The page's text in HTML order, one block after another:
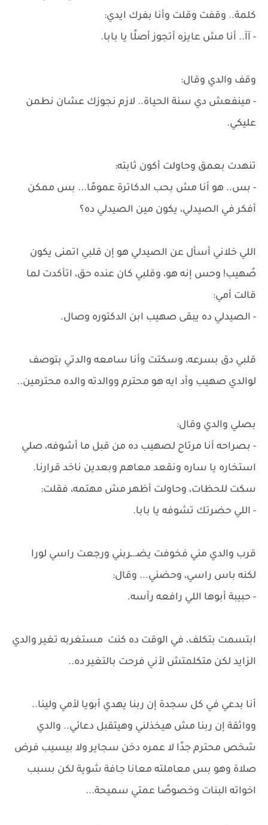
كلمة.. وقفت وقلت وأنا بفرك ايدي:
- آآ.. أنا مش عايزه أتجوز أصلًا يا بابا.
وقف والدي وقال:
- مينفعش دي سنة الحياة.. لازم نجوزك عشان نطمن
عليكي.
تنهدت بعمق وحاولت أكون ثابته:
- بس.. هو أنا مش بحب الدكاترة عمومًا... بس ممكن
أفكر في الصيدلي، يكون مين الصيدلي ده؟
اللي خلاني أسأل عن الصيدلي هو إن قلبي اتمنى يكون
صُهيب! وحس إنه هو، وقلبي كان عنده حق، اتأكدت لما
قالت أمي:
- الصيدلي ده يبقى صهيب ابن الدكتوره وصال.
قلبي دق بسرعه، وسكتت وأنا سامعه والدتي بتوصف
لوالدي صهيب وأد ايه هو محترم ووالدته والده محترمين..
بصلي والدي وقال:
- بصراحه أنا مرتاح لصهيب ده من قبل ما أشوفه، صلي
استخاره يا ساره ونقعد معاهم وبعدين ناخد قرارنا.
سكت للحظات، وحاولت أظهر مش مهتمه، فقلت:
- اللي حضرتك تشوفه يا بابا.
قرب والدي مني فخوفت يضـ.ـربني ورجعت راسي لورا
لكنه باس راسي، وحضني... وقال:
- حبيبة أبوها اللي رافعه رأسه.
ابتسمت بتكلف، في الوقت ده كنت مستغربه تغير والدي
الزايد لكن متكلمتش لأني فرحت بالتغير ده..
أنا بدعي في كل سجدة إن ربنا يهدي أبويا لأمي ولينا..
وواثقة إن ربنا مش هيخذلني وهيتقبل دعائي.. والدي
شخص محترم جدًا لا عمره دخن سجاير ولا بيسيب فرض
صلاة وهو بس معاملته معانا جافة شوية لكن بسبب
اخواته البنات وخصوصًا عمتي سميحة...